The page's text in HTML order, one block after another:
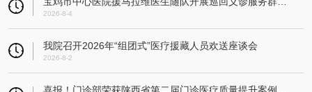
2026-8-4
我院召开2026年“组团式”医疗援藏人员欢送座谈会
2026-8-2